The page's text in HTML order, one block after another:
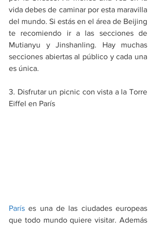
vida debes de caminar por esta maravilla
del mundo. Si estás en el área de Beijing
te recomiendo ir a las secciones de
Mutianyu y Jinshanling. Hay muchas
secciones abiertas al público y cada una
es única.
3. Disfrutar un picnic con vista a la Torre
Eiffel en París
París es una de las ciudades europeas
que todo mundo quiere visitar. Además